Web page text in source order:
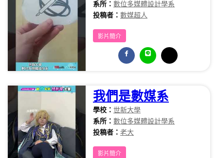
系所： 數位多媒體設計學系
投稿者： 數媒超人
影片簡介
我們是數媒系
學校： 世新大學
系所： 數位多媒體設計學系
投稿者： 老大
影片簡介